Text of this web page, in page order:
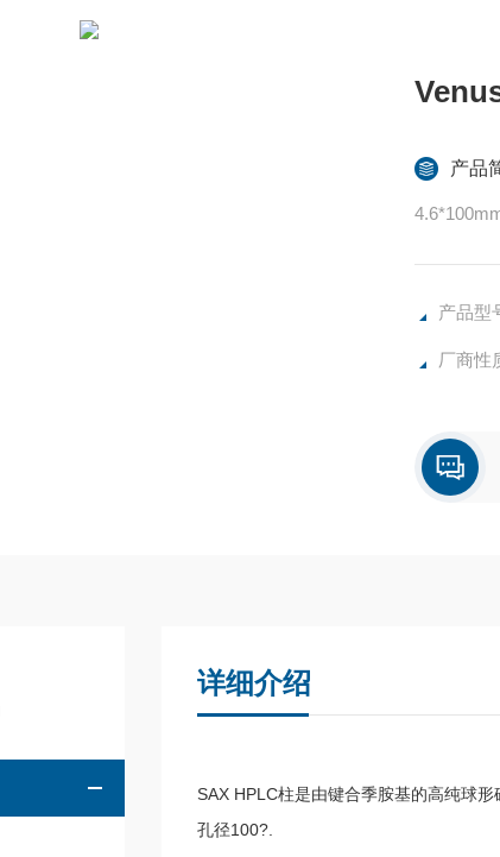
产品
产品型
厂商性
详细介绍
SAX HPLC柱是由键合季胺基的高纯球
孔径100?.